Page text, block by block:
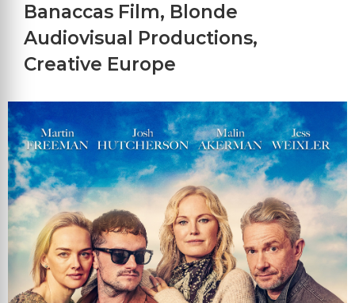
Banaccas Film, Blonde
Audiovisual Productions,
Creative Europe